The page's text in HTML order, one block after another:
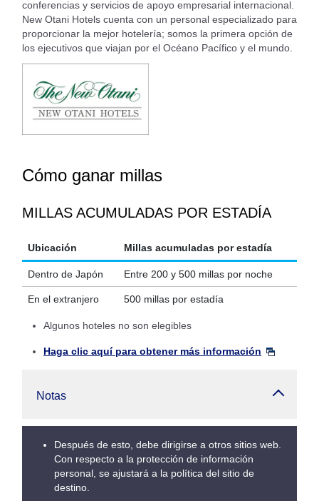
conferencias y servicios de apoyo empresarial internacional.
New Otani Hotels cuenta con un personal especializado para
proporcionar la mejor hotelería; somos la primera opción de
los ejecutivos que viajan por el Océano Pacífico y el mundo.
Cómo ganar millas
MILLAS ACUMULADAS POR ESTADÍA
Ubicación Millas acumuladas por estadía
Dentro de Japón Entre 200 y 500 millas por noche
En el extranjero 500 millas por estadía
Algunos hoteles no son elegibles
Haga clic aquí para obtener más información
Notas
Después de esto, debe dirigirse a otros sitios web.
Con respecto a la protección de información
personal, se ajustará a la política del sitio de
destino.